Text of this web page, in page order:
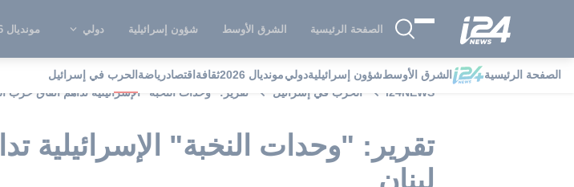
الصفحة الرئيسية الشرق الأوسط شؤون إسرائيلية دولي مونديال 2026
الصفحة الرئيسية الشرق الأوسطشؤون إسرائيليةدوليمونديال 2026 ثقافة اقتصادرياضة الحرب في إسرائيل
i24NEWS
الحرب في إسرائيل تقرير: "وحدات النخبة" الإسرائيلية تداهم أنفاق حزب
تقرير: "وحدات النخبة" الإسرائيلية
لبنان